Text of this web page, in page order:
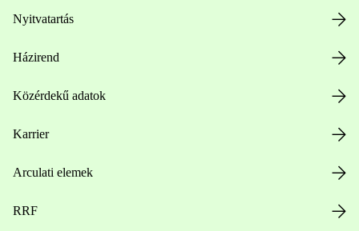
Nyitvatartás
Házirend
Közérdekű adatok
Karrier
Arculati elemek
RRF